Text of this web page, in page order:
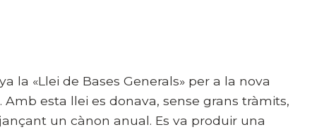
la «Llei de Bases Generals» per a la nova
Amb esta llei es donava, sense grans tràmits,
un cànon anual. Es va produir una